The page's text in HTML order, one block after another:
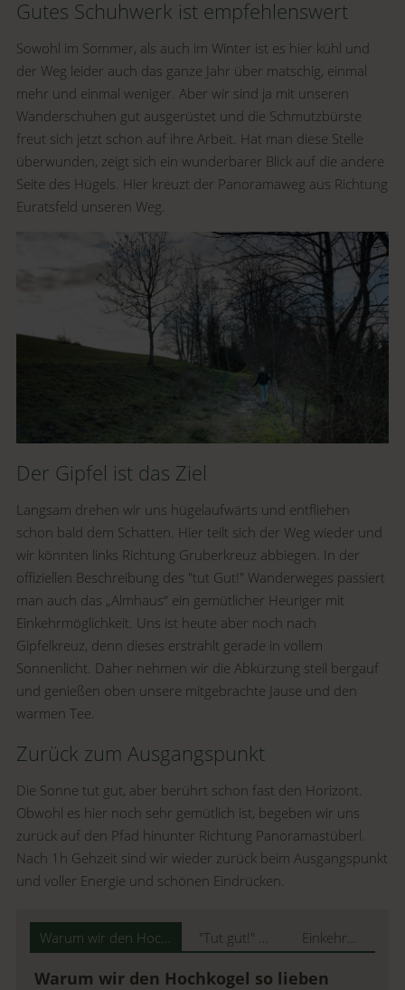
Gutes Schuhwerk ist empfehlenswert
Sowohl im Sommer, als auch im Winter ist es hier kühl und
der Weg leider auch das ganze Jahr über matschig, einmal
mehr und einmal weniger. Aber wir sind ja mit unseren
Wanderschuhen gut ausgerüstet und die Schmutzbürste
freut sich jetzt schon auf ihre Arbeit. Hat man diese Stelle
überwunden, zeigt sich ein wunderbarer Blick auf die andere
Seite des Hügels. Hier kreuzt der Panoramaweg aus Richtung
Euratsfeld unseren Weg.
Der Gipfel ist das Ziel
Langsam drehen wir uns hügelaufwärts und entfliehen
schon bald dem Schatten. Hier teilt sich der Weg wieder und
wir könnten links Richtung Gruberkreuz abbiegen. In der
offiziellen Beschreibung des "tut Gut!" Wanderweges passiert
man auch das „Almhaus“ ein gemütlicher Heuriger mit
Einkehrmöglichkeit. Uns ist heute aber noch nach
Gipfelkreuz, denn dieses erstrahlt gerade in vollem
Sonnenlicht. Daher nehmen wir die Abkürzung steil bergauf
und genießen oben unsere mitgebrachte Jause und den
warmen Tee.
Zurück zum Ausgangspunkt
Die Sonne tut gut, aber berührt schon fast den Horizont.
Obwohl es hier noch sehr gemütlich ist, begeben wir uns
zurück auf den Pfad hinunter Richtung Panoramastüberl.
Nach 1h Gehzeit sind wir wieder zurück beim Ausgangspunkt
und voller Energie und schönen Eindrücken.
Warum wir den Hochkogel so lieben